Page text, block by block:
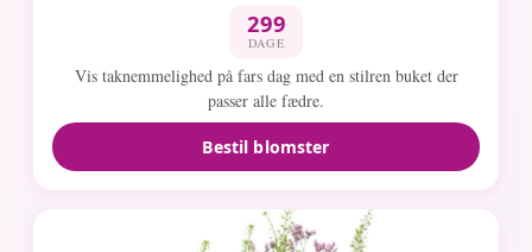
299
DAGE
Vis taknemmelighed på fars dag med en stilren buket der
passer alle fædre.
Bestil blomster